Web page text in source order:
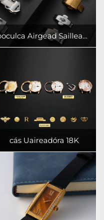
boculca Airgead Sailleadáin 316L
cás Uaireadóra 18K